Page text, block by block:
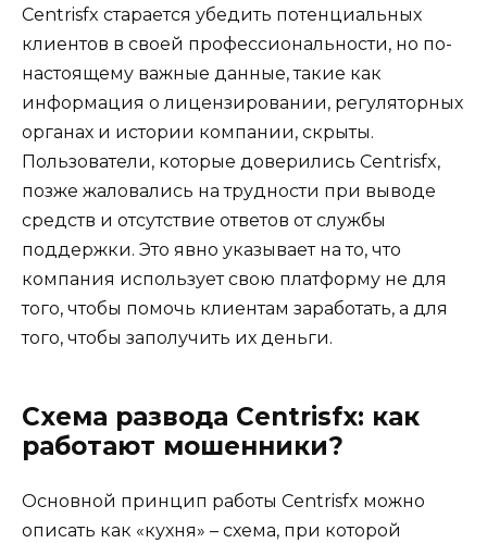
Centrisfx старается убедить потенциальных
клиентов в своей профессиональности, но по-
настоящему важные данные, такие как
информация о лицензировании, регуляторных
органах и истории компании, скрыты.
Пользователи, которые доверились Centrisfx,
позже жаловались на трудности при выводе
средств и отсутствие ответов от службы
поддержки. Это явно указывает на то, что
компания использует свою платформу не для
того, чтобы помочь клиентам заработать, а для
того, чтобы заполучить их деньги.
Схема развода Centrisfx: как
работают мошенники?
Основной принцип работы Centrisfx можно
описать как «кухня» – схема, при которой